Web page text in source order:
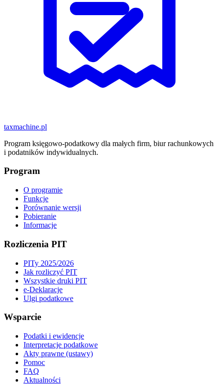
taxmachine.pl
Program księgowo-podatkowy dla małych firm, biur rachunkowych
i podatników indywidualnych.
Program
O programie
Funkcje
Porównanie wersji
Pobieranie
Informacje
Rozliczenia PIT
PITy 2025/2026
Jak rozliczyć PIT
Wszystkie druki PIT
e-Deklaracje
Ulgi podatkowe
Wsparcie
Podatki i ewidencje
Interpretacje podatkowe
Akty prawne (ustawy)
Pomoc
FAQ
Aktualności